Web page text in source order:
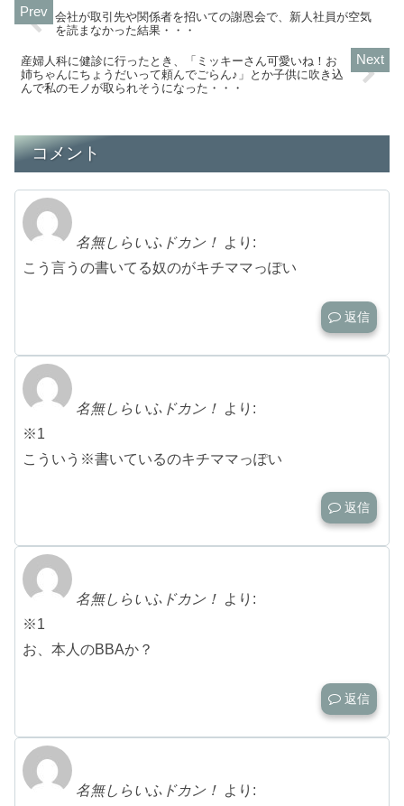
会社が取引先や関係者を招いての謝恩会で、新人社員が空気
を読まなかった結果・・・
産婦人科に健診に行ったとき、「ミッキーさん可愛いね！お
姉ちゃんにちょうだいって頼んでごらん♪」とか子供に吹き込
んで私のモノが取られそうになった・・・
コメント
名無しらいふドカン！ より:
こう言うの書いてる奴のがキチママっぽい
返信
名無しらいふドカン！ より:
※1
こういう※書いているのキチママっぽい
返信
名無しらいふドカン！ より:
※1
お、本人のBBAか？
返信
名無しらいふドカン！ より: